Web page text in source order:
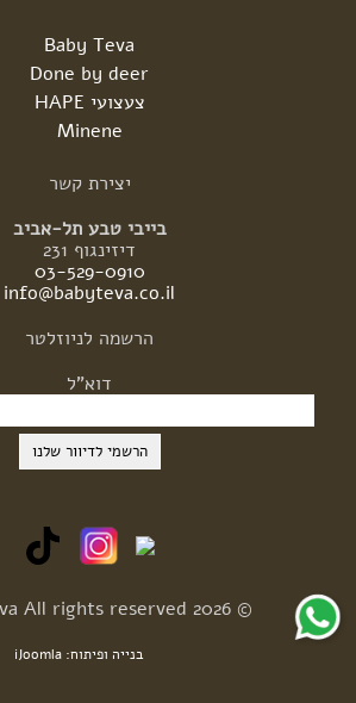
Baby Teva
Done by deer
צעצועי HAPE
Minene
יצירת קשר
בייבי טבע תל-אביב
דיזינגוף 231
03-529-0910
info@babyteva.co.il
הרשמה לניוזלטר
דוא"ל
© 2026 Baby Teva All rights reserved
בנייה ופיתוח: iJoomla